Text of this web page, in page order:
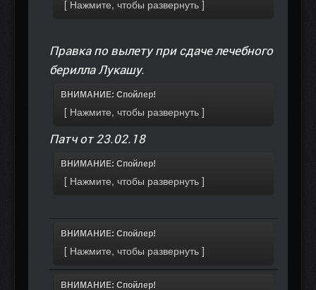
Правка по вылету при сдаче лечебного
берилла Лукашу.
ВНИМАНИЕ: Спойлер!
Патч от 23.02.18
ВНИМАНИЕ: Спойлер!
ВНИМАНИЕ: Спойлер!
ВНИМАНИЕ: Спойлер!